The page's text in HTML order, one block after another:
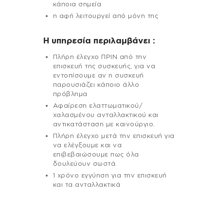
κάποια σημεία
η αφή λειτουργεί από μόνη της
H υπηρεσία περιλαμβάνει :
Πλήρη έλεγχο ΠΡΙΝ από την
επισκευή της συσκευής, για να
εντοπίσουμε αν η συσκευή
παρουσιάζει κάποιο άλλο
πρόβλημα
Αφαίρεση ελαττωματικού/
χαλασμένου ανταλλακτικού και
αντικατάσταση με καινούργιο.
Πλήρη έλεγχο μετά την επισκευή για
να ελέγξουμε και να
επιβεβαιώσουμε πως όλα
δουλεύουν σωστά.
1 χρόνο εγγύηση για την επισκευή
και τα ανταλλακτικά